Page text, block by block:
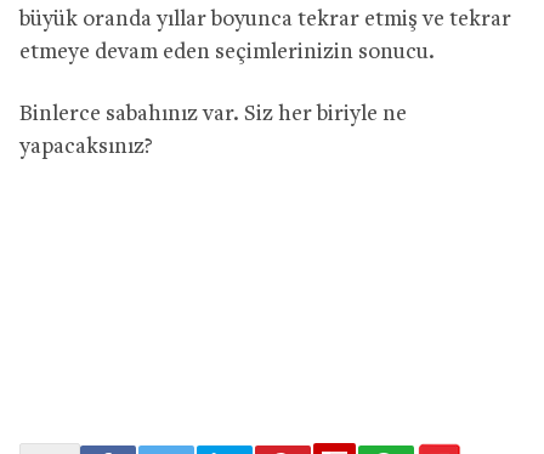
büyük oranda yıllar boyunca tekrar etmiş ve tekrar
etmeye devam eden seçimlerinizin sonucu.
Binlerce sabahınız var. Siz her biriyle ne
yapacaksınız?